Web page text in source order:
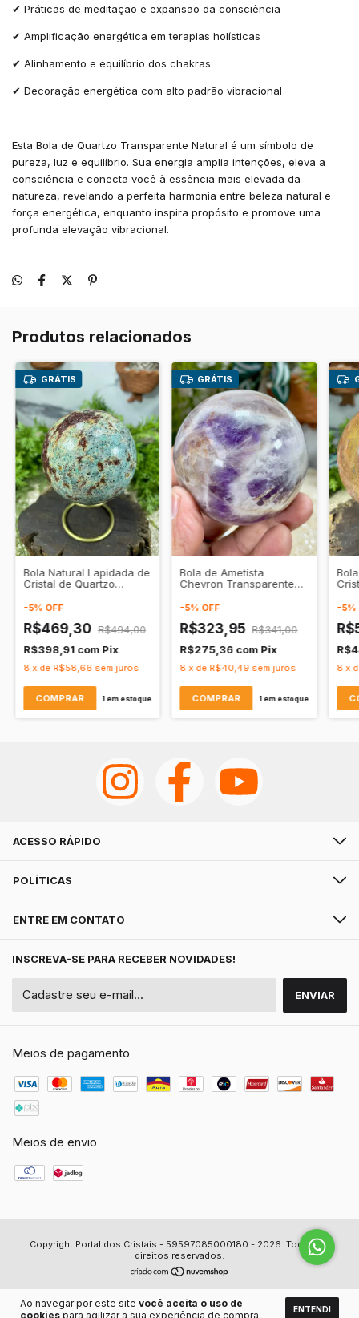
Ao navegar por este site você aceita o uso de
cookies para agilizar a sua experiência de compra. ENTENDI
✔ Práticas de meditação e expansão da consciência
✔ Amplificação energética em terapias holísticas
✔ Alinhamento e equilíbrio dos chakras
✔ Decoração energética com alto padrão vibracional
Esta Bola de Quartzo Transparente Natural é um símbolo de
pureza, luz e equilíbrio. Sua energia amplia intenções, eleva a
consciência e conecta você à essência mais elevada da
natureza, revelando a perfeita harmonia entre beleza natural e
força energética, enquanto inspira propósito e promove uma
profunda elevação vibracional.
Produtos relacionados
GRÁTIS
Bola Natural Lapidada de
Cristal de Quartzo
Emocional e
-5% OFF
R$469,30 R$494,00
R$398,91 com Pix
8 x de R$58,66 sem juros
1em estoque
GRÁTIS
Bola de Ametista
Chevron Transparente
Clareza
-5% OFF
R$323,95 R$341,00
R$275,36 com Pix
8 x de R$40,49 sem juros
1em estoque
-5%
8 x
ACESSO RÁPIDO
POLÍTICAS
ENTRE EM CONTATO
INSCREVA-SE PARA RECEBER NOVIDADES!
Meios de pagamento
Meios de envio
Copyright Portal dos Cristais - 59597085000180 - 2026. Todos os
direitos reservados.